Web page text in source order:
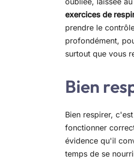
exercices de
prendre le
profondément,
surtout que vous
Bien
Bien respirer,
fonctionner
évidence qu'il
temps de se